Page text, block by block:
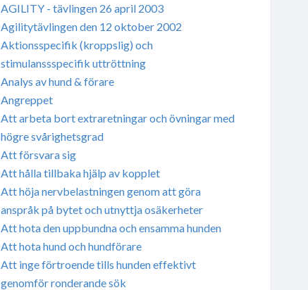
AGILITY - tävlingen 26 april 2003
Agilitytävlingen den 12 oktober 2002
Aktionsspecifik (kroppslig) och
stimulanssspecifik uttröttning
Analys av hund & förare
Angreppet
Att arbeta bort extraretningar och övningar med
högre svårighetsgrad
Att försvara sig
Att hålla tillbaka hjälp av kopplet
Att höja nervbelastningen genom att göra
anspråk på bytet och utnyttja osäkerheter
Att hota den uppbundna och ensamma hunden
Att hota hund och hundförare
Att inge förtroende tills hunden effektivt
genomför ronderande sök